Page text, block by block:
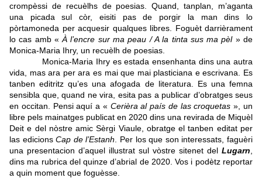
crompèssi de recuèlhs de poesias. Quand, tanplan, m’aganta
una picada sul còr, eisiti pas de porgir la man dins lo
pòrtamoneda per acquesir qualques libres. Foguèt darrièrament
lo cas amb «À l’encre sur ma peau / A la tinta sus ma pèl» de
Monica-Maria Ihry, un recuèlh de poesias.
Monica-Maria Ihry es estada ensenhanta dins una autra
vida, mas ara per ara es mai que mai plasticiana e escrivana. Es
tanben editritz qu’es una afogada de literatura. Es una femna
sensibla que, quand ne vira, esita pas a publicar d’obratges seus
en occitan. Pensi aquí a « Cerièra al país de las croquetas », un
libre pels mainatges publicat en 2020 dins una revirada de Miquèl
Deit e del nòstre amic Sèrgi Viaule, obratge el tanben editat per
las edicionsCap de l’Estanh . Per los que son interessats, faguèri
una presentacion d’aquel illustrat sul vòstre sitenet del Lugarn
dins ma rubrica del quinze d’abrial de 2020. Vos i podètz reportar
a quin moment que foguèsse.